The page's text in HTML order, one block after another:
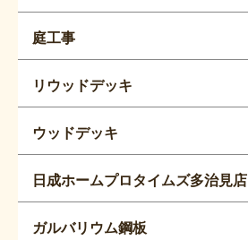
庭工事
リウッドデッキ
ウッドデッキ
日成ホームプロタイムズ多治見店
ガルバリウム鋼板